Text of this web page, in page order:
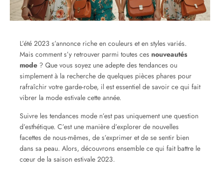
L’été 2023 s’annonce riche en couleurs et en styles variés.
Mais comment s’y retrouver parmi toutes ces nouveautés
mode ? Que vous soyez une adepte des tendances ou
simplement à la recherche de quelques pièces phares pour
rafraîchir votre garde-robe, il est essentiel de savoir ce qui fait
vibrer la mode estivale cette année.
Suivre les tendances mode n’est pas uniquement une question
d’esthétique. C’est une manière d’explorer de nouvelles
facettes de nous-mêmes, de s’exprimer et de se sentir bien
dans sa peau. Alors, découvrons ensemble ce qui fait battre le
cœur de la saison estivale 2023.